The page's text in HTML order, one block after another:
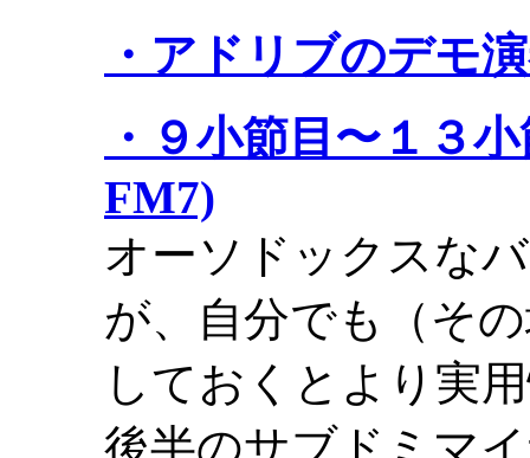
・アドリブのデモ
・９小節目〜１３
FM7)
オーソドックスな
が、自分でも（そ
しておくとより実
後半のサブドミマ